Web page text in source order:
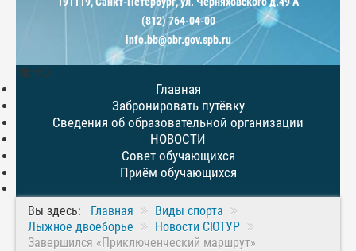
(812) 764-04-00
info.bb@obr.gov.spb.ru
МЕНЮ
Главная
Забронировать путёвку
Сведения об образовательной организации
НОВОСТИ
Совет обучающихся
Приём обучающихся
Вы здесь: Главная
Виды спорта
Лыжное двоеборье
Новости СЮТУР
Завершился «Приключенческий маршрут»